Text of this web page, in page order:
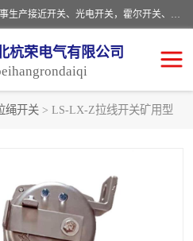
湖北杭荣电气有限公司是一家主要从事生产接近开关、光电开关，霍尔开关、两级跑偏开关、双向拉绳开关、速度监测器、皮带打滑开关、阻旋式料位开关、皮带纵向撕裂开关、溜槽堵塞开关、声光报警器、矿用磁性井筒开关等，主营行业：电气设备、仪器仪表制造, 高低压电器，成套电气设备，矿用防爆机电设备，皮带机综合保护系统，防爆电器，传感器，工矿配件，电器配件，自动化工业机器人的研发，制造，加工销售。
杭荣电气有限公司
绳开关 > LS-LX-Z拉线开关矿用型
声光报警器